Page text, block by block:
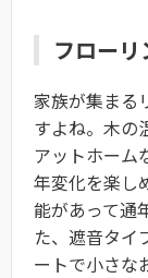
フローリ
家族が集まる
すよね。木の
アットホーム
年変化を楽し
能があって通
た、遮音タイ
ートで小さな